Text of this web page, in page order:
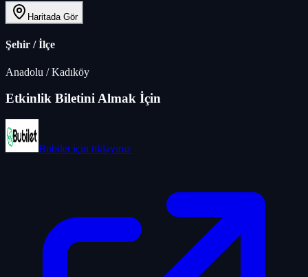
Haritada Gör
Şehir / İlçe
Anadolu /Kadıköy
Etkinlik Biletini Almak İçin
Bubilet için tıklayınız